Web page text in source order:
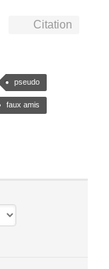
Citation
pseudo
faux amis